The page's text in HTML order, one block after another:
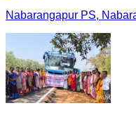
Nabarangapur PS,